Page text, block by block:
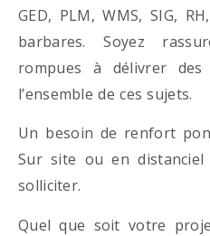
GED, PLM, WMS, SIG,
barbares. Soyez
rompues à délivrer
l’ensemble de ces sujets.
Un besoin de renfort
Sur site ou en distanciel
solliciter.
Quel que soit votre